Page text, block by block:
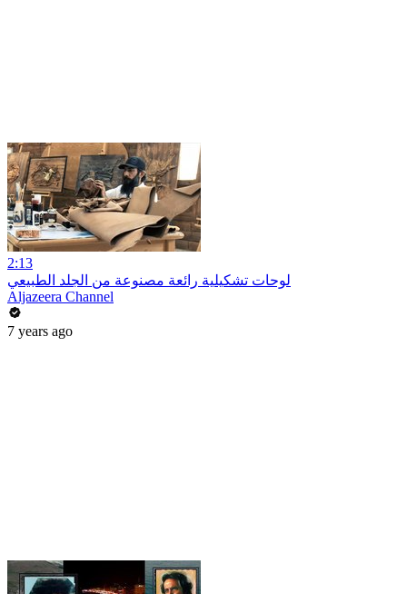
2:13
لوحات تشكيلية رائعة مصنوعة من الجلد الطبيعي
Aljazeera Channel
7 years ago